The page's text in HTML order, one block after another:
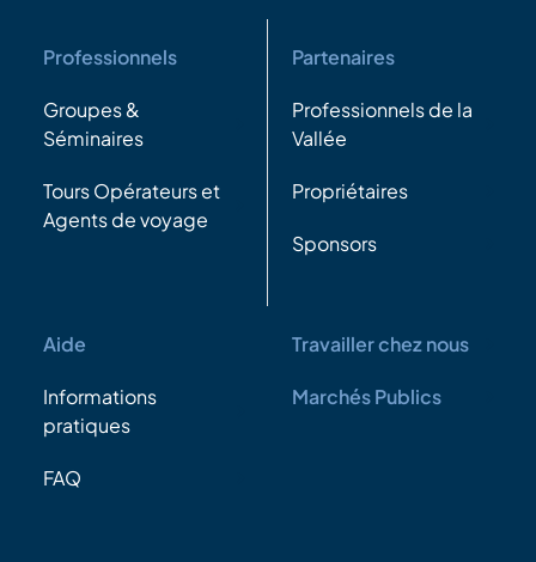
Professionnels
Groupes &
Séminaires
Tours Opérateurs et
Agents de voyage
Partenaires
Professionnels de la
Vallée
Propriétaires
Sponsors
Aide
Informations
pratiques
FAQ
Travailler chez nous
Marchés Publics